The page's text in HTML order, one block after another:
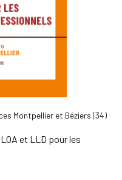
Montpellier et Béziers (34)
et LLD pour les